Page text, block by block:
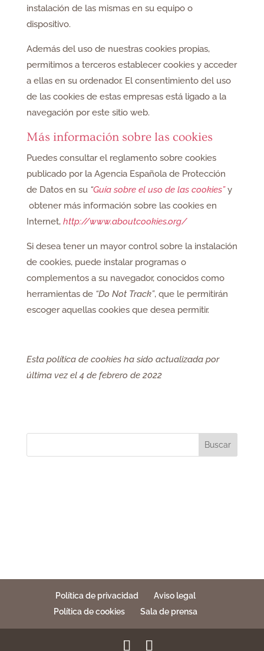
instalación de las mismas en su equipo o
dispositivo.
Además del uso de nuestras cookies propias,
permitimos a terceros establecer cookies y acceder
a ellas en su ordenador. El consentimiento del uso
de las cookies de estas empresas está ligado a la
navegación por este sitio web.
Más información sobre las cookies
Puedes consultar el reglamento sobre cookies
publicado por la Agencia Española de Protección
de Datos en su “Guía sobre el uso de las cookies”y
obtener más información sobre las cookies en
Internet, http://www.aboutcookies.org/
Si desea tener un mayor control sobre la instalación
de cookies, puede instalar programas o
complementos a su navegador, conocidos como
herramientas de “Do Not Track”, que le permitirán
escoger aquellas cookies que desea permitir.
Esta política de cookies ha sido actualizada por
última vez el 4 de febrero de 2022
Buscar
Política de privacidad
Aviso legal
Política de cookies
Sala de prensa